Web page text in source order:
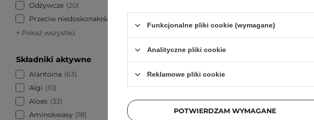
Odżywcze 20
Przeciw niedoskonałościom
+ Pokaż wszystko
Składniki aktywne
Alantoina
63
Algi
10
Aloes 33
Aminokwasy
18
Funkcjonalne pliki cookie (wymagane)
Analityczne pliki cookie
Reklamowe pliki cookie
POTWIERDZAM WYMAGANE